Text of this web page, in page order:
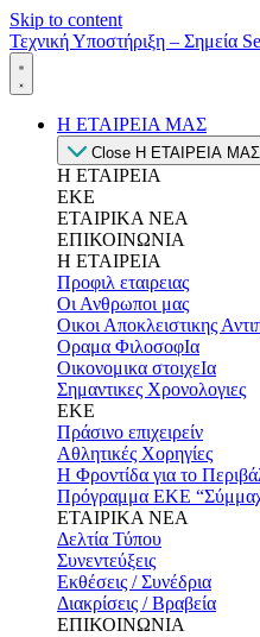
Skip to content
Τεχνική Υποστήριξη – Σημεία
Η ΕΤΑΙΡΕΙΑ ΜΑΣ
Close Η ΕΤΑΙΡΕΙΑ ΜΑΣ
Η ΕΤΑΙΡΕΙΑ
ΕΚΕ
ΕΤΑΙΡΙΚΑ ΝΕΑ
ΕΠΙΚΟΙΝΩΝΙΑ
Η ΕΤΑΙΡΕΙΑ
Προφιλ εταιρειας
Οι Ανθρωποι μας
Οικοι Αποκλειστικης
Οραμα ΦιλοσοφΙα
Οικονομικα στοιχεΙα
Σημαντικες Χρονολογιες
ΕΚΕ
Πράσινο επιχειρείν
Αθλητικές Χορηγίες
Η Φροντίδα για το
Πρόγραμμα ΕΚΕ
ΕΤΑΙΡΙΚΑ ΝΕΑ
Δελτία Τύπου
Συνεντεύξεις
Εκθέσεις / Συνέδρια
Διακρίσεις / Βραβεία
ΕΠΙΚΟΙΝΩΝΙΑ